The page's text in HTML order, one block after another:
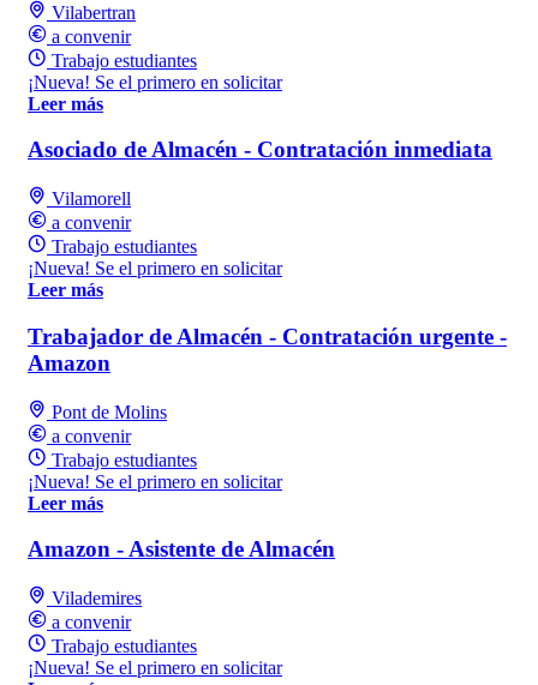
Vilabertran
a convenir
Trabajo estudiantes
¡Nueva! Se el primero en solicitar
Leer más
Asociado de Almacén - Contratación inmediata
Vilamorell
a convenir
Trabajo estudiantes
¡Nueva! Se el primero en solicitar
Leer más
Trabajador de Almacén - Contratación urgente -
Amazon
Pont de Molins
a convenir
Trabajo estudiantes
¡Nueva! Se el primero en solicitar
Leer más
Amazon - Asistente de Almacén
Vilademires
a convenir
Trabajo estudiantes
¡Nueva! Se el primero en solicitar